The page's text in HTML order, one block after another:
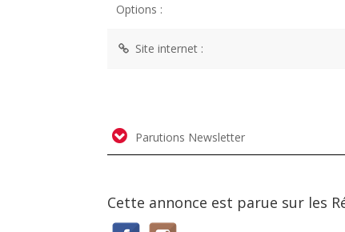
Options :
Site internet :
Parutions Newsletter
Cette annonce est parue sur les